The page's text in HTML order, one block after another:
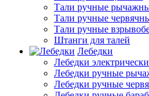
Тали ручные
Тали ручные
Тали ручные
Штанги для талей
Лебедки
Лебедки
Лебедки ручные
Лебедки ручные